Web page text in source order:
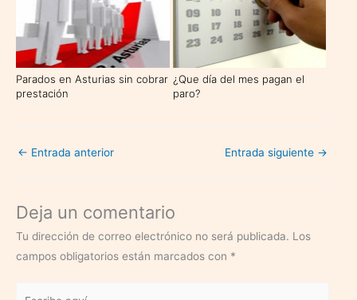
Parados en Asturias sin cobrar
prestación
¿Que día del mes pagan el
paro?
← Entrada anterior Entrada siguiente →
Deja un comentario
Tu dirección de correo electrónico no será publicada. Los
campos obligatorios están marcados con *